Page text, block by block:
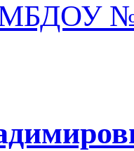
№